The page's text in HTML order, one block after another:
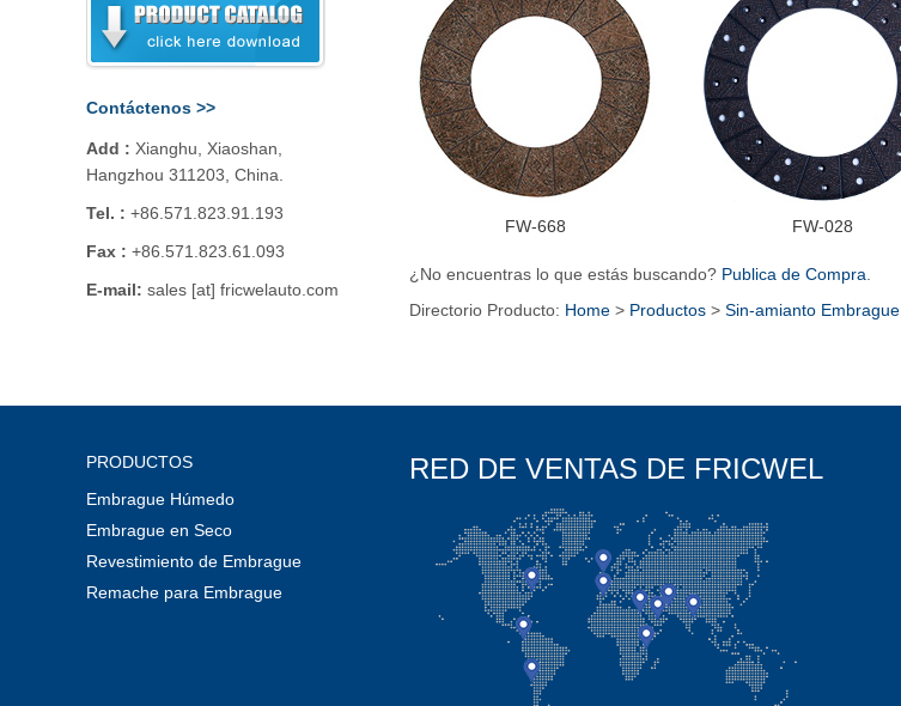
FW-668 FW-028
¿No encuentras lo que estás buscando? Publica de Compra
Directorio Producto: Home > Productos > Sin-amianto Embrague
Contáctenos >>
Add : Xianghu, Xiaoshan,
Hangzhou 311203, China.
Tel. : +86.571.823.91.193
Fax : +86.571.823.61.093
E-mail: sales [at] fricwelauto.com
PRODUCTOS
Embrague Húmedo
Embrague en Seco
Revestimiento de Embrague
Remache para Embrague
RED DE VENTAS DE FRICWEL